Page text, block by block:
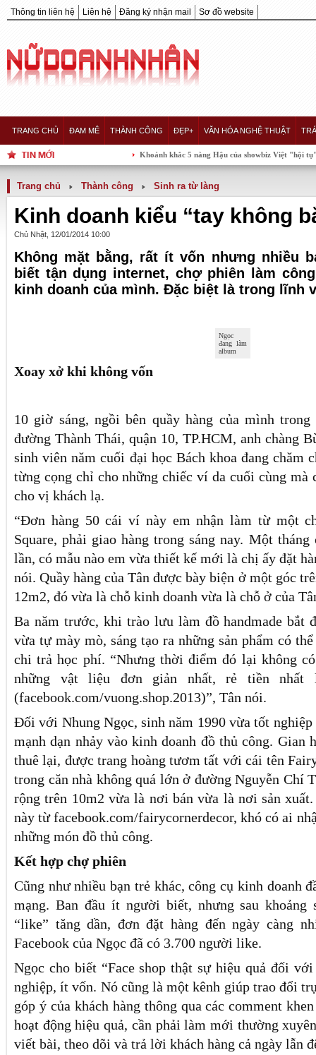
Thông tin liên hệ Liên hệ Đăng ký nhận mail Sơ đồ website
TRANG CHỦ ĐAM MÊ THÀNH CÔNG ĐẸP+ VĂN HÓA NGHỆ THUẬT
Khoảnh khắc 5 nàng Hậu của showbiz Việt "hội tụ" trong một
Trang chủ Thành công Sinh ra từ làng
Kinh doanh kiểu “tay không
Chủ Nhật, 12/01/2014 10:00
Không mặt bằng, rất ít vốn nhưng nhiều
biết tận dụng internet, chợ phiên làm
kinh doanh của mình. Đặc biệt là trong lĩnh
Ngọc
đang làm
album
Xoay xở khi không vốn
10 giờ sáng, ngồi bên quầy hàng của mình
đường Thành Thái, quận 10, TP.HCM, anh chàng
sinh viên năm cuối đại học Bách khoa đang chăm
từng cọng chỉ cho những chiếc ví da cuối cùng mà
cho vị khách lạ.
“Đơn hàng 50 cái ví này em nhận làm từ một
Square, phải giao hàng trong sáng nay. Một
lần, có mẫu nào em vừa thiết kế mới là chị ấy đặt
nói. Quầy hàng của Tân được bày biện ở một góc
12m2, đó vừa là chỗ kinh doanh vừa là chỗ ở của
Ba năm trước, khi trào lưu làm đồ handmade bắt
vừa tự mày mò, sáng tạo ra những sản phẩm có
chi trả học phí. “Nhưng thời điểm đó lại không
những vật liệu đơn giản nhất, rẻ tiền
(facebook.com/vuong.shop.2013)”, Tân nói.
Đối với Nhung Ngọc, sinh năm 1990 vừa tốt
mạnh dạn nhảy vào kinh doanh đồ thủ công. Gian
thuê lại, được trang hoàng tươm tất với cái tên
trong căn nhà không quá lớn ở đường Nguyễn Chí
rộng trên 10m2 vừa là nơi bán vừa là nơi sản
này từ facebook.com/fairycornerdecor, khó có ai
những món đồ thủ công.
Kết hợp chợ phiên
Cũng như nhiều bạn trẻ khác, công cụ kinh doanh
mạng. Ban đầu ít người biết, nhưng sau khoảng
“like” tăng dần, đơn đặt hàng đến ngày càng
Facebook của Ngọc đã có 3.700 người like.
Ngọc cho biết “Face shop thật sự hiệu quả đối
nghiệp, ít vốn. Nó cũng là một kênh giúp trao đổi
góp ý của khách hàng thông qua các comment
hoạt động hiệu quả, cần phải làm mới thường
viết bài, theo dõi và trả lời khách hàng cả ngày lẫn